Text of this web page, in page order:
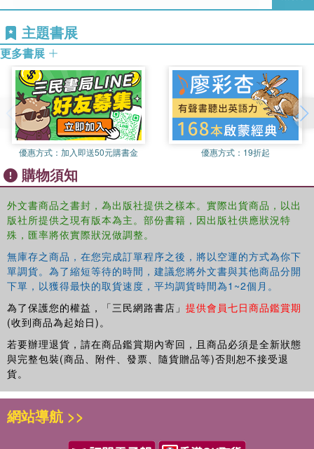
Hattie, a shy girl who prefers the company of adults, takes
immediately to her excitable uncle, even when the rest of
the family -- her parents and grandparents -- have trouble
dealing with his intense way of seeing the world. And
Adam, too, sees that Hattie is special, that her quiet, shy
ways are not a disability.
主題書展
更多書展
優惠方式： 加入即送50元購書金 優惠方式： 19折起
購物須知
外文書商品之書封，為出版社提供之樣本。實際出貨商品，以出
版社所提供之現有版本為主。部份書籍，因出版社供應狀況特
殊，匯率將依實際狀況做調整。
無庫存之商品，在您完成訂單程序之後，將以空運的方式為你下
單調貨。為了縮短等待的時間，建議您將外文書與其他商品分開
下單，以獲得最快的取貨速度，平均調貨時間為1~2個月。
為了保護您的權益，「三民網路書店」 提供會員七日商品鑑賞期
(收到商品為起始日)。
若要辦理退貨，請在商品鑑賞期內寄回，且商品必須是全新狀態
與完整包裝(商品、附件、發票、隨貨贈品等)否則恕不接受退
貨。
網站導航 >>